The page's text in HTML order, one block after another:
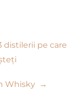
distilerii pe care
Whisky →